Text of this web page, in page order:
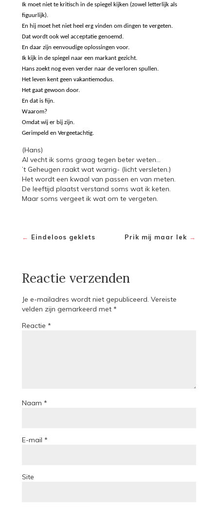
Ik moet niet te kritisch in de spiegel kijken (zowel letterlijk als
figuurlijk).
En hij moet het niet heel erg vinden om dingen te vergeten.
Dat wordt ook wel acceptatie genoemd.
En daar zijn eenvoudige oplossingen voor.
Ik kijk in de spiegel naar een markant gezicht.
Hans zoekt nog even verder naar de verloren spullen.
Het leven kent geen vakantiemodus.
Het gaat gewoon door.
En dat is fijn.
Waarom?
Omdat wij er bij zijn.
Gerimpeld en Vergeetachtig.
(Hans)
Al vecht ik soms graag tegen beter weten…
’t Geheugen raakt wat warrig- (licht versleten.)
Het wordt een kwaal van passen en van meten.
De leeftijd plaatst verstand soms wat ik keten.
Maar soms vergeet ik wat om te vergeten.
← Eindeloos geklets Prik mij maar lek →
Reactie verzenden
Je e-mailadres wordt niet gepubliceerd. Vereiste
velden zijn gemarkeerd met *
Reactie *
Naam *
E-mail *
Site